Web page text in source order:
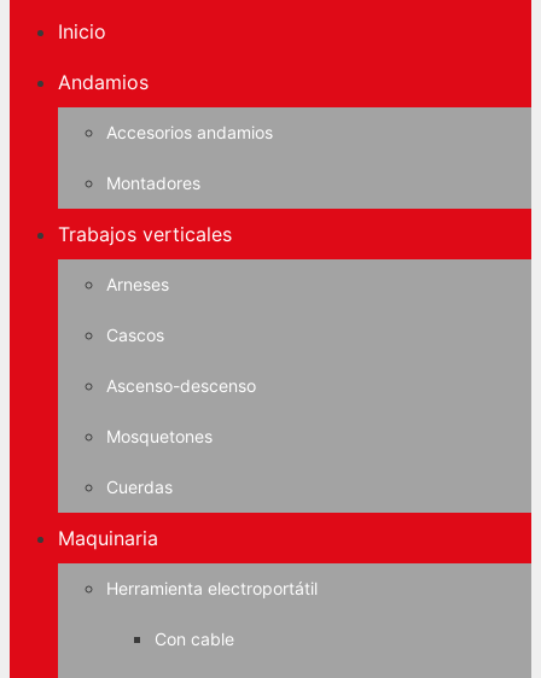
Inicio
Andamios
Accesorios andamios
Montadores
Trabajos verticales
Arneses
Cascos
Ascenso-descenso
Mosquetones
Cuerdas
Maquinaria
Herramienta electroportátil
Con cable